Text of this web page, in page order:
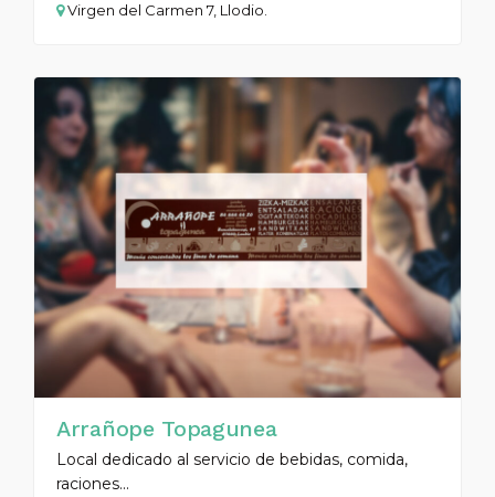
Virgen del Carmen 7, Llodio.
Arrañope Topagunea
Local dedicado al servicio de bebidas, comida,
raciones...